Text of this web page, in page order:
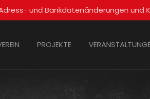
und Bankdatenänderungen und
PROJEKTE